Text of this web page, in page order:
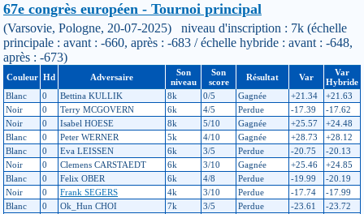
67e congrès européen - Tournoi principal
(Varsovie, Pologne, 20-07-2025) niveau d'inscription : 7k (échelle
principale : avant : -660, après : -683 / échelle hybride : avant : -648,
après : -673)
Couleur Hd Adversaire
Son
niveau
Son
score
Résultat Var
Var
Hybride
Blanc
0 Bettina KULLIK 8k 0/5 Gagnée +21.34
+21.63
Noir
0 Terry MCGOVERN 6k 4/5 Perdue -17.39
-17.62
Noir
0 Isabel HOESE 8k 5/10 Gagnée +25.57
+24.48
Blanc
0 Peter WERNER 5k 4/10 Gagnée +28.73
+28.12
Blanc
0 Eva LEISSEN 6k 3/5 Perdue -20.75
-20.13
Noir
0 Clemens CARSTAEDT 6k 3/10 Gagnée +25.46
+24.85
Blanc
0 Felix OBER 6k 4/8 Perdue -19.99
-20.19
Noir
0 Frank SEGERS 4k 3/10 Perdue -17.74
-17.99
Blanc
0 Ok_Hun CHOI 7k 3/5 Perdue -23.61
-23.72